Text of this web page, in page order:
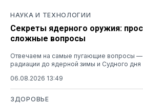
НАУКА И ТЕХНОЛОГИИ
Секреты ядерного оружия:
сложные вопросы
Отвечаем на самые пугающие вопросы —
радиации до ядерной зимы и Судного дня
06.08.2026 13:49
ЗДОРОВЬЕ